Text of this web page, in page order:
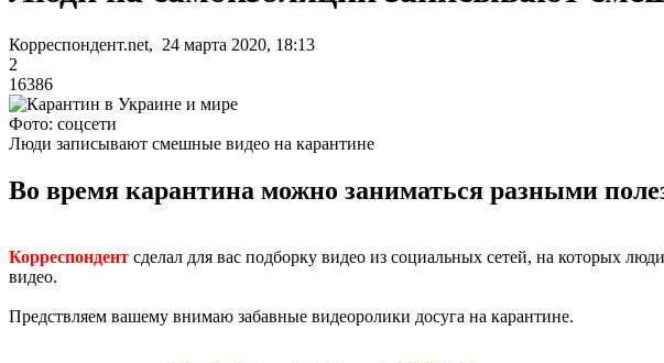
Корреспондент.net, 24 марта 2020, 18:13
2
16386
Фото: соцсети
Люди записывают смешные видео на карантине
Во время карантина можно заниматься разными
Корреспондент сделал для вас подборку видео из социальных сетей, на которых
видео.
Предствляем вашему внимаю забавные видеоролики досуга на карантине.